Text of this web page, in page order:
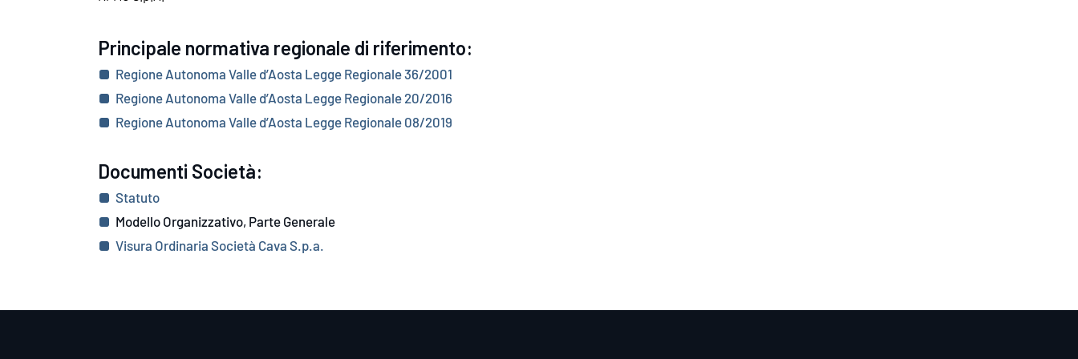
Principale normativa regionale di riferimento:
Regione Autonoma Valle d’Aosta Legge Regionale 36/2001
Regione Autonoma Valle d’Aosta Legge Regionale 20/2016
Regione Autonoma Valle d’Aosta Legge Regionale 08/2019
Documenti Società:
Statuto
Modello Organizzativo, Parte Generale
Visura Ordinaria Società Cava S.p.a.